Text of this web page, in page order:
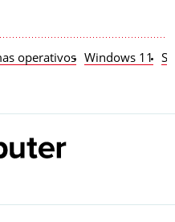
operativos Windows 11